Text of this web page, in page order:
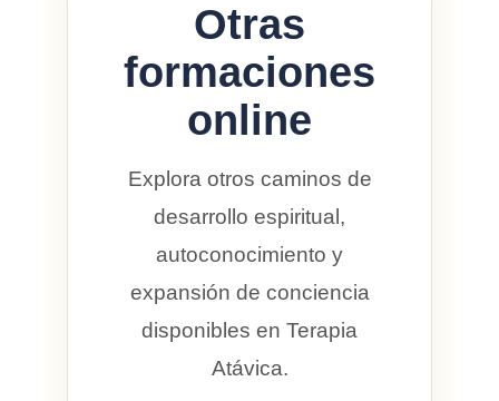
Otras
formaciones
online
Explora otros caminos de
desarrollo espiritual,
autoconocimiento y
expansión de conciencia
disponibles en Terapia
Atávica.